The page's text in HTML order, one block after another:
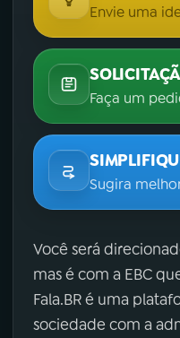
Envie uma
Faça um
Sugira
Você será
mas é com a EBC
Fala.BR é uma
sociedade com a